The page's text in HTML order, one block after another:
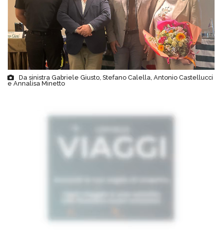
Da sinistra Gabriele Giusto, Stefano Calella, Antonio Castellucci
e Annalisa Minetto